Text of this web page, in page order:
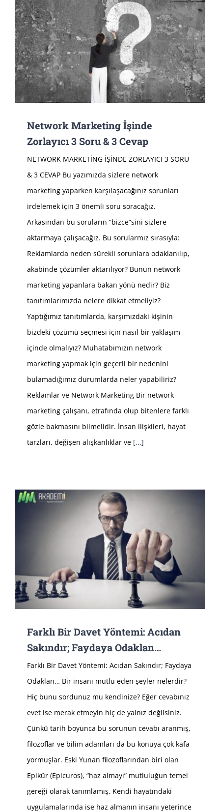
Network Marketing İşinde
Zorlayıcı 3 Soru & 3 Cevap
NETWORK MARKETİNG İŞİNDE ZORLAYICI 3 SORU
& 3 CEVAP Bu yazımızda sizlere network
marketing yaparken karşılaşacağınız sorunları
irdelemek için 3 önemli soru soracağız.
Arkasından bu soruların “bizce”sini sizlere
aktarmaya çalışacağız. Bu sorularmız sırasıyla:
Reklamlarda neden sürekli sorunlara odaklanılıp,
akabinde çözümler aktarılıyor? Bunun network
marketing yapanlara bakan yönü nedir? Biz
tanıtımlarımızda nelere dikkat etmeliyiz?
Yaptığımız tanıtımlarda, karşımızdaki kişinin
bizdeki çözümü seçmesi için nasıl bir yaklaşım
içinde olmalıyız? Muhatabımızın network
marketing yapmak için geçerli bir nedenini
bulamadığımız durumlarda neler yapabiliriz?
Reklamlar ve Network Marketing Bir network
marketing çalışanı, etrafında olup bitenlere farklı
gözle bakmasını bilmelidir. İnsan ilişkileri, hayat
tarzları, değişen alışkanlıklar ve [...]
Farklı Bir Davet Yöntemi: Acıdan
Sakındır; Faydaya Odaklan…
Farklı Bir Davet Yöntemi: Acıdan Sakındır; Faydaya
Odaklan… Bir insanı mutlu eden şeyler nelerdir?
Hiç bunu sordunuz mu kendinize? Eğer cevabınız
evet ise merak etmeyin hiç de yalnız değilsiniz.
Çünkü tarih boyunca bu sorunun cevabı aranmış,
filozoflar ve bilim adamları da bu konuya çok kafa
yormuşlar. Eski Yunan filozoflarından biri olan
Epikür (Epicuros), “haz almayı” mutluluğun temel
gereği olarak tanımlamış. Kendi hayatındaki
uygulamalarında ise haz almanın insanı yeterince